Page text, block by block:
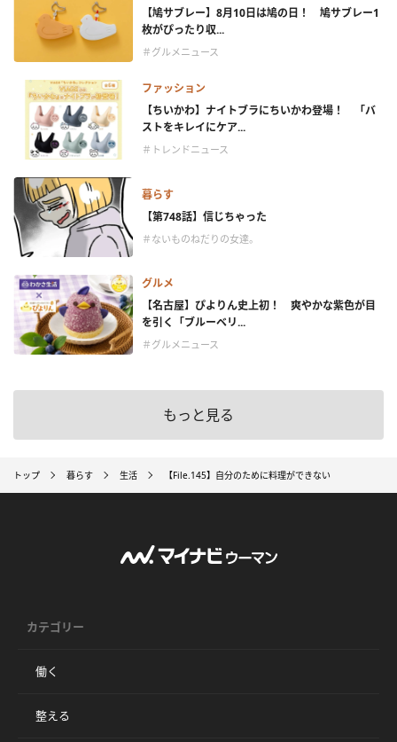
【鳩サブレー】8月10日は鳩の日！ 鳩サブレー1
枚がぴったり収...
＃グルメニュース
ファッション
【ちいかわ】ナイトブラにちいかわ登場！ 「バ
ストをキレイにケア...
＃トレンドニュース
暮らす
【第748話】信じちゃった
＃ないものねだりの女達。
グルメ
【名古屋】ぴよりん史上初！ 爽やかな紫色が目
を引く「ブルーベリ...
＃グルメニュース
もっと見る
トップ 暮らす 生活 【File.145】自分のために料理ができない
カテゴリー
働く
整える